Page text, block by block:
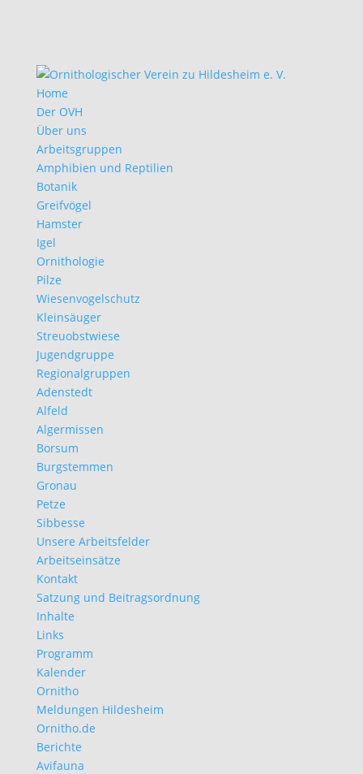
Home
Der OVH
Über uns
Arbeitsgruppen
Amphibien und Reptilien
Botanik
Greifvögel
Hamster
Igel
Ornithologie
Pilze
Wiesenvogelschutz
Kleinsäuger
Streuobstwiese
Jugendgruppe
Regionalgruppen
Adenstedt
Alfeld
Algermissen
Borsum
Burgstemmen
Gronau
Petze
Sibbesse
Unsere Arbeitsfelder
Arbeitseinsätze
Kontakt
Satzung und Beitragsordnung
Inhalte
Links
Programm
Kalender
Ornitho
Meldungen Hildesheim
Ornitho.de
Berichte
Avifauna